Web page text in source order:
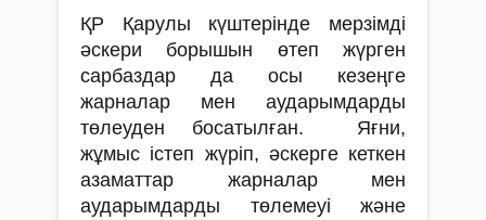
ҚР Қарулы күштерінде мерзімді
әскери борышын өтеп жүрген
сарбаздар да осы кезеңге
жарналар мен аударымдарды
төлеуден босатылған. Яғни,
жұмыс істеп жүріп, әскерге кеткен
азаматтар жарналар мен
аударымдарды төлемеуі және